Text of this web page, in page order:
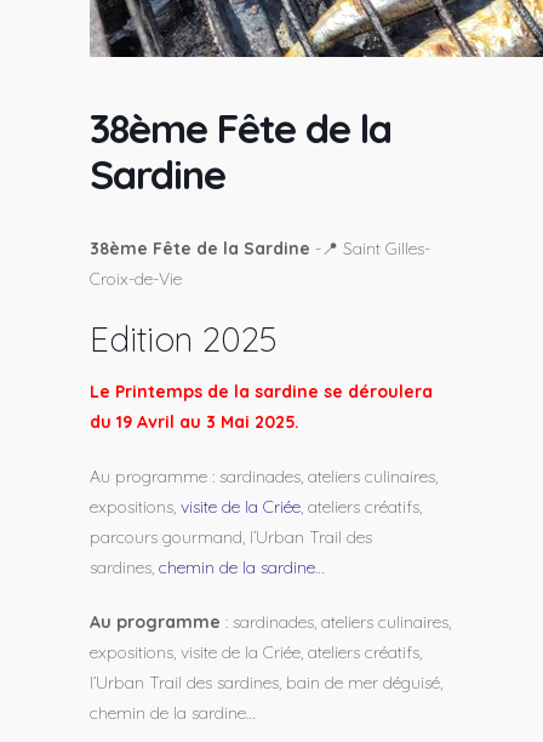
38ème Fête de la
Sardine
38ème Fête de la Sardine -📍 Saint Gilles-
Croix-de-Vie
Edition 2025
Le Printemps de la sardine se déroulera
du 19 Avril au 3 Mai 2025.
Au programme : sardinades, ateliers culinaires,
expositions, visite de la Criée, ateliers créatifs,
parcours gourmand, l’Urban Trail des
sardines, chemin de la sardine…
Au programme : sardinades, ateliers culinaires,
expositions, visite de la Criée, ateliers créatifs,
l’Urban Trail des sardines, bain de mer déguisé,
chemin de la sardine…